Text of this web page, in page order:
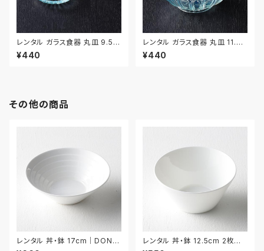
レンタル ガラス食器 丸皿 9.5c
m 3枚セット｜GLM120
¥440
レンタル ガラス食器 丸皿 11.7c
m｜GLM121
¥440
その他の商品
レンタル 丼・鉢 17cm｜DON0
レンタル 丼・鉢 12.5cm 2枚セッ